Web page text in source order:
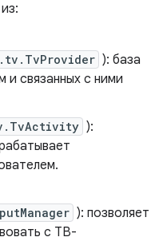
): база
и связанных с ними
):
): позволяет
с ТВ-